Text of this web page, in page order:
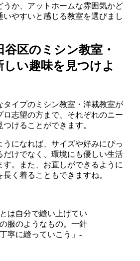
うか、アットホームな雰囲気かど
いやすいと感じる教室を選びまし
谷区のミシン教室・
しい趣味を見つけよ
タイプのミシン教室・洋裁教室が
ロ志望の方まで、それぞれのニー
けることができます。
うになれば、サイズや好みにぴっ
だけでなく、環境にも優しい生活
す。また、お直しができるように
く着ることもできますね。
とは自分で縫い上げてい
服のようなもの。一針
寧に縫っていこう」-